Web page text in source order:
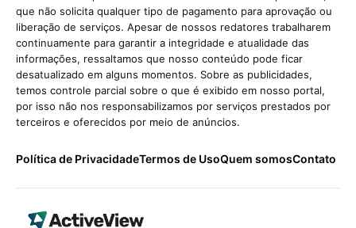
que não solicita qualquer tipo de pagamento para aprovação ou
liberação de serviços. Apesar de nossos redatores trabalharem
continuamente para garantir a integridade e atualidade das
informações, ressaltamos que nosso conteúdo pode ficar
desatualizado em alguns momentos. Sobre as publicidades,
temos controle parcial sobre o que é exibido em nosso portal,
por isso não nos responsabilizamos por serviços prestados por
terceiros e oferecidos por meio de anúncios.
Política de PrivacidadeTermos de UsoQuem somosContato